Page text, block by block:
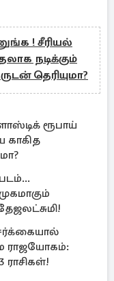
! சீரியல்
நடிக்கும்
தெரியுமா?
ரூபாய்
காகித
ராஜயோகம்:
ராசிகள்!